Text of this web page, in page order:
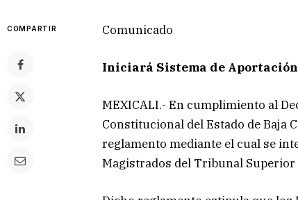
COMPARTIR Comunicado
Iniciará Sistema de
MEXICALI.- En cumplimiento al
Constitucional del Estado de Baja
reglamento mediante el cual se
Magistrados del Tribunal Superior